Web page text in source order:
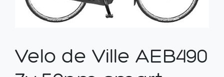
Velo de Ville AEB490